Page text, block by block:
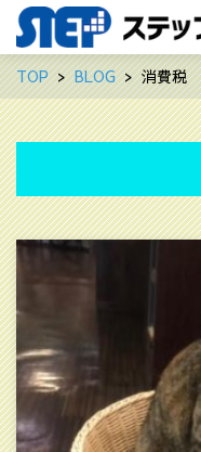
TOP BLOG 消費税